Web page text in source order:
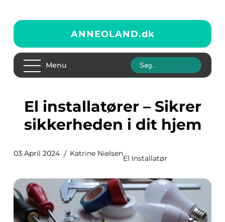
ANNEOLAND.dk
Menu
El installatører – Sikrer
sikkerheden i dit hjem
03 April 2024 Katrine Nielsen
El Installatør